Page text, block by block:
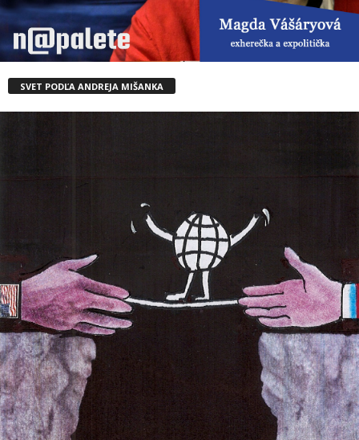
SVET PODĽA ANDREJA MIŠANKA